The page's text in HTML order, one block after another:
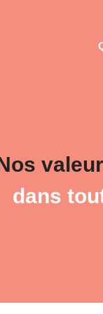
dans